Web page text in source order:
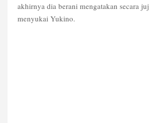
akhirnya dia berani mengatakan secara
menyukai Yukino.